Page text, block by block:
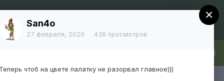
Уже зарегистрированы? Войти Регистрация ×
San4o
27 февраля, 2020 438 просмотров
чтоб на цвете палатку не разорвал главное)))